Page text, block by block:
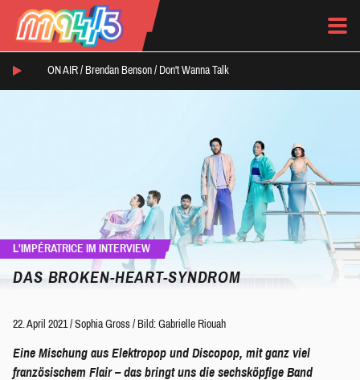
ON AIR / Brendan Benson / Don't Wanna Talk
L'IMPÉRATRICE IM INTERVIEW
DAS BROKEN-HEART-SYNDROM
22. April 2021 / Sophia Gross / Bild: Gabrielle Riouah
Eine Mischung aus Elektropop und Discopop, mit ganz viel
französischem Flair – das bringt uns die sechsköpfige Band